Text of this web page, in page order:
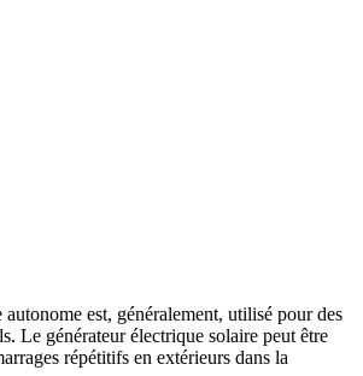
est, généralement, utilisé pour des
Le générateur électrique solaire peut être
répétitifs en extérieurs dans la